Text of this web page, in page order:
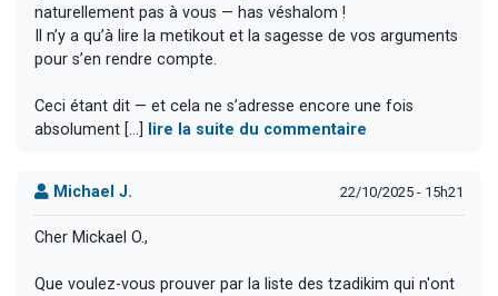
naturellement pas à vous — has véshalom !
Il n’y a qu’à lire la metikout et la sagesse de vos arguments
pour s’en rendre compte.
Ceci étant dit — et cela ne s’adresse encore une fois
absolument [...]
lire la suite du commentaire
Michael J. 22/10/2025 - 15h21
Cher Mickael O.,
Que voulez-vous prouver par la liste des tzadikim qui n'ont